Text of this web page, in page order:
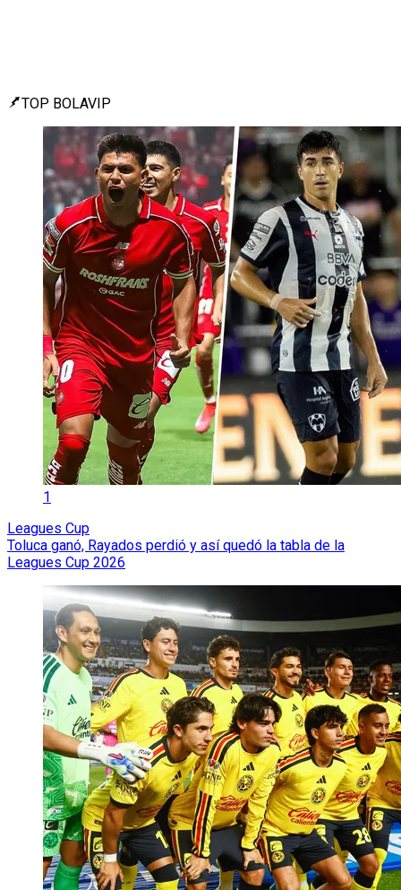
TOP BOLAVIP
1
Leagues Cup
Toluca ganó, Rayados perdió y así quedó la tabla de la
Leagues Cup 2026